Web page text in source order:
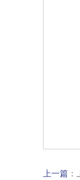
上一篇 ：